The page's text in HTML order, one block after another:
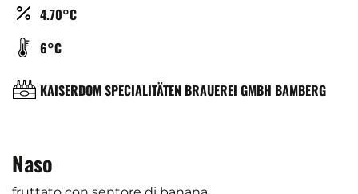
ALCOOL
4.70°C
TEMPÉRATURE
SERVICE
(°C)
6°C
BRASSERIE
KAISERDOM SPECIALITÄTEN BRAUEREI GMBH BAMBERG
Naso